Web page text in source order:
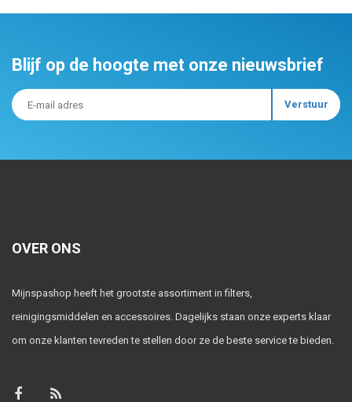
Blijf op de hoogte met onze nieuwsbrief
OVER ONS
Mijnspashop heeft het grootste assortiment in filters,
reinigingsmiddelen en accessoires. Dagelijks staan onze experts klaar
om onze klanten tevreden te stellen door ze de beste service te bieden.